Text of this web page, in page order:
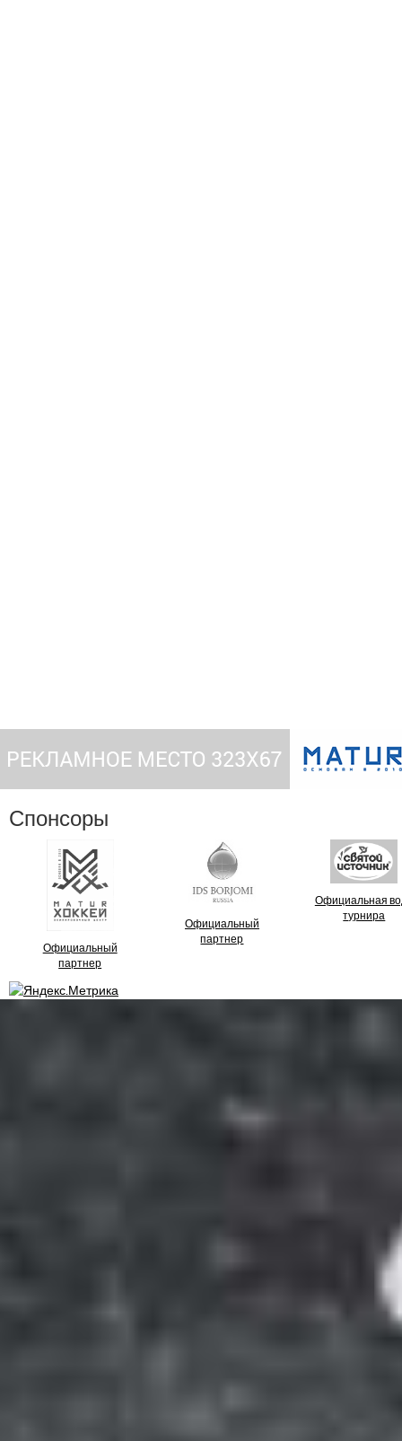
Спонсоры
Официальный
партнер
Официальный
партнер
Официальная
турнира